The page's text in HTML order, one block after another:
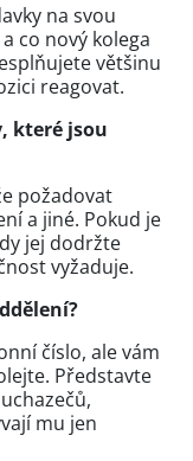
na svou
co nový kolega
většinu
reagovat.
které jsou
požadovat
a jiné. Pokud je
jej dodržte
vyžaduje.
číslo, ale vám
Představte
mu jen